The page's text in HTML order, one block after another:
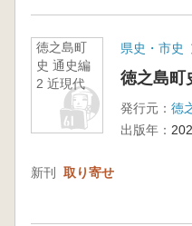
徳之島町
史 通史編
2 近現代
県史・市史
徳之島町
発行元： 徳
出版年：
新刊 取り寄せ